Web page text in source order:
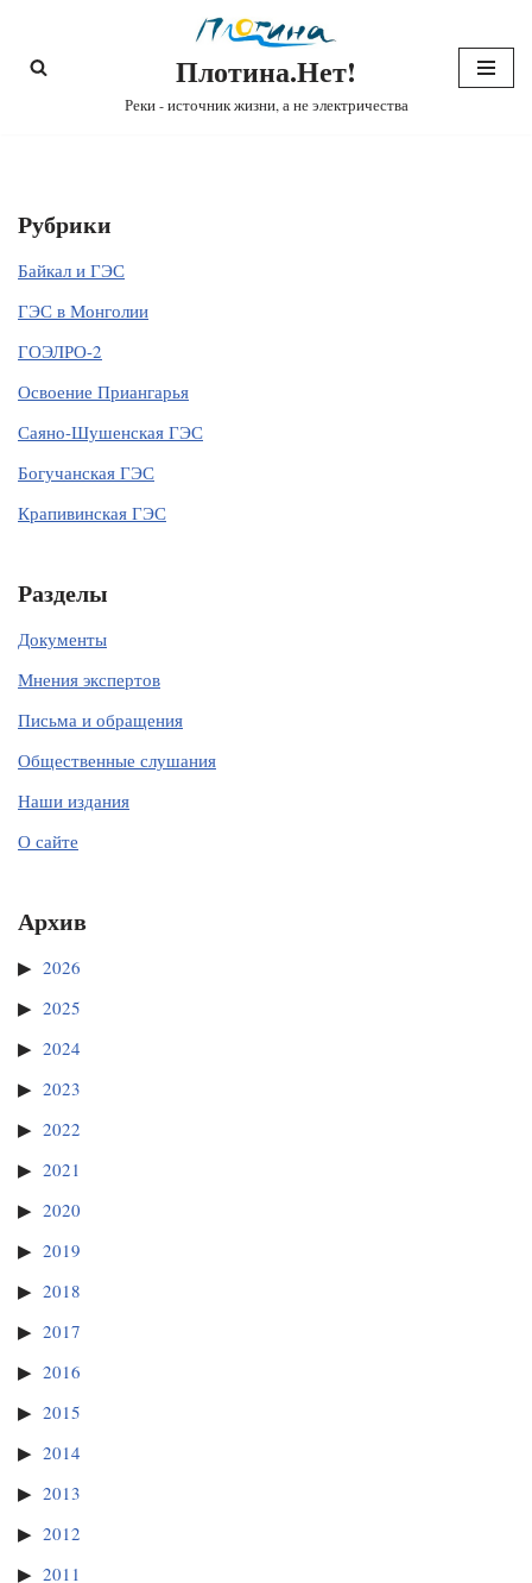
Перейти
Плотина.Нет!
Реки - источник жизни, а не электричества
Рубрики
Байкал и ГЭС
ГЭС в Монголии
ГОЭЛРО-2
Освоение Приангарья
Саяно-Шушенская ГЭС
Богучанская ГЭС
Крапивинская ГЭС
Разделы
Документы
Мнения экспертов
Письма и обращения
Общественные слушания
Наши издания
О сайте
Архив
2026
2025
2024
2023
2022
2021
2020
2019
2018
2017
2016
2015
2014
2013
2012
2011